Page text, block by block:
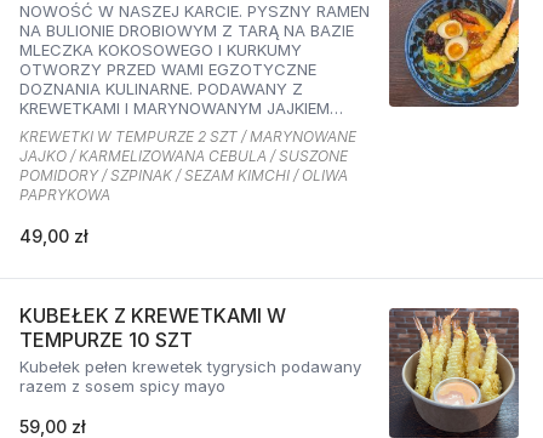
NOWOŚĆ W NASZEJ KARCIE. PYSZNY RAMEN
NA BULIONIE DROBIOWYM Z TARĄ NA BAZIE
MLECZKA KOKOSOWEGO I KURKUMY
OTWORZY PRZED WAMI EGZOTYCZNE
DOZNANIA KULINARNE. PODAWANY Z
KREWETKAMI I MARYNOWANYM JAJKIEM
ORAZ KARMELIZOWANĄ CEBULKĄ,
SZPINAKIEM, SUSZONYMI POMIDORAMI ORAZ
SEZAMEM O SMAKU KIMCHI I OLIWĄ
PAPRYKOWĄ
KREWETKI W TEMPURZE 2 SZT / MARYNOWANE
JAJKO / KARMELIZOWANA CEBULA / SUSZONE
POMIDORY / SZPINAK / SEZAM KIMCHI / OLIWA
PAPRYKOWA
49,00 zł
KUBEŁEK Z KREWETKAMI W
TEMPURZE 10 SZT
Kubełek pełen krewetek tygrysich podawany
razem z sosem spicy mayo
59,00 zł